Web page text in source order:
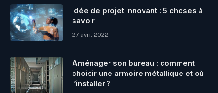
Idée de projet innovant : 5 choses à
savoir
27 avril 2022
Aménager son bureau : comment
choisir une armoire métallique et où
l’installer ?